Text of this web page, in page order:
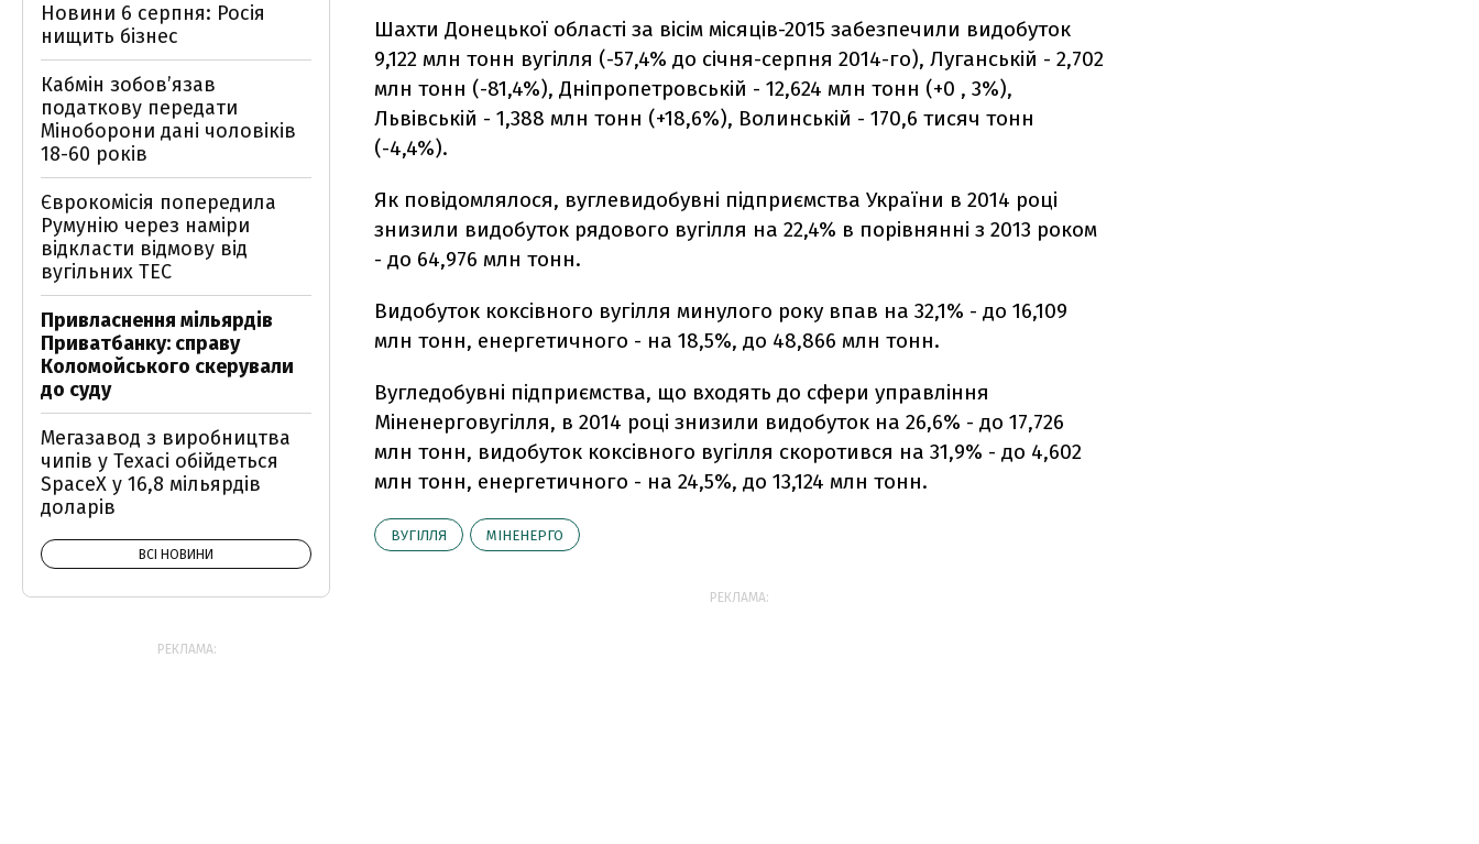
Шахти Донецької області за вісім місяців-2015 забезпечили видобуток
9,122 млн тонн вугілля (-57,4% до січня-серпня 2014-го), Луганській - 2,702
млн тонн (-81,4%), Дніпропетровській - 12,624 млн тонн (+0 , 3%),
Львівській - 1,388 млн тонн (+18,6%), Волинській - 170,6 тисяч тонн
(-4,4%).
Як повідомлялося, вуглевидобувні підприємства України в 2014 році
знизили видобуток рядового вугілля на 22,4% в порівнянні з 2013 роком
- до 64,976 млн тонн.
Видобуток коксівного вугілля минулого року впав на 32,1% - до 16,109
млн тонн, енергетичного - на 18,5%, до 48,866 млн тонн.
Вугледобувні підприємства, що входять до сфери управління
Міненерговугілля, в 2014 році знизили видобуток на 26,6% - до 17,726
млн тонн, видобуток коксівного вугілля скоротився на 31,9% - до 4,602
млн тонн, енергетичного - на 24,5%, до 13,124 млн тонн.
ВУГІЛЛЯ МІНЕНЕРГО
РЕКЛАМА:
Новини 6 серпня: Росія
нищить бізнес
Кабмін зобовʼязав
податкову передати
Міноборони дані чоловіків
18-60 років
Єврокомісія попередила
Румунію через наміри
відкласти відмову від
вугільних ТЕС
Привласнення мільярдів
Приватбанку: справу
Коломойського скерували
до суду
Мегазавод з виробництва
чипів у Техасі обійдеться
SpaceX у 16,8 мільярдів
доларів
ВСІ НОВИНИ
РЕКЛАМА: